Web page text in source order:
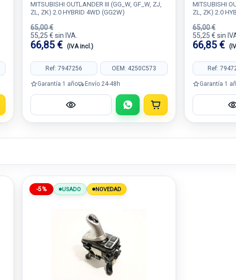
MITSUBISHI OUTLANDER III (GG_W, GF_W, ZJ,
ZL, ZK) 2.0 HYBRID 4WD (GG2W)
65,00 €
55,25 € sin IVA.
66,85 € (IVA incl.)
Ref: 7947256 OEM: 4250C573
Garantía 1 año Envío 24-48h
MITSUBISHI
ZL, ZK) 2.0
65,00 €
55,25 € sin
66,85 €
Ref:
Garantía 1
-5% USADO NOVEDAD